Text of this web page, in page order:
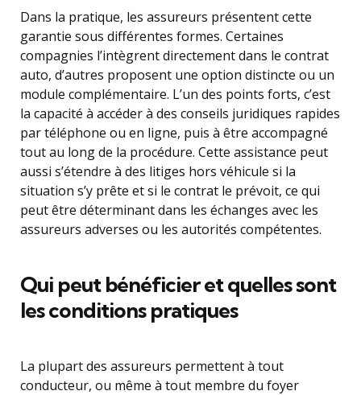
Dans la pratique, les assureurs présentent cette
garantie sous différentes formes. Certaines
compagnies l’intègrent directement dans le contrat
auto, d’autres proposent une option distincte ou un
module complémentaire. L’un des points forts, c’est
la capacité à accéder à des conseils juridiques rapides
par téléphone ou en ligne, puis à être accompagné
tout au long de la procédure. Cette assistance peut
aussi s’étendre à des litiges hors véhicule si la
situation s’y prête et si le contrat le prévoit, ce qui
peut être déterminant dans les échanges avec les
assureurs adverses ou les autorités compétentes.
Qui peut bénéficier et quelles sont
les conditions pratiques
La plupart des assureurs permettent à tout
conducteur, ou même à tout membre du foyer